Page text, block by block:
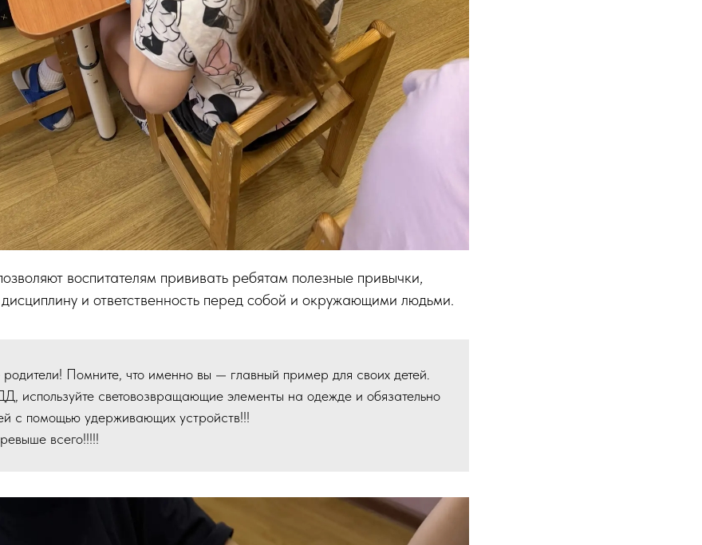
воспитателям прививать ребятам полезные привычки,
и ответственность перед собой и окружающими людьми.
Помните, что именно вы — главный пример для своих детей.
используйте световозвращающие элементы на одежде и обязательно
с помощью удерживающих устройств!!!
всего!!!!!